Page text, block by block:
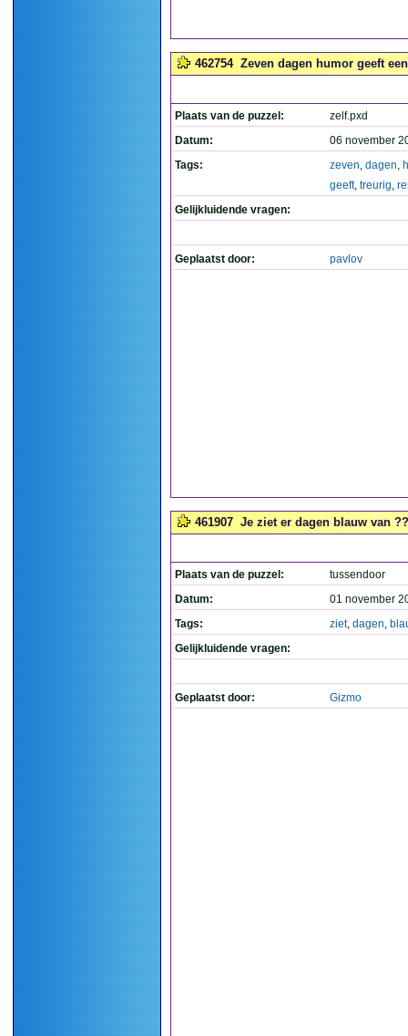
462754 Zeven dagen humor geeft
Plaats van de puzzel:
zelf.pxd
Datum:
06 november
Tags:
zeven, dagen,
geeft, treurig,
Gelijkluidende vragen:
Geplaatst door: pavlov
461907 Je ziet er dagen blauw van
Plaats van de puzzel:
tussendoor
Datum:
01 november
Tags:
ziet, dagen,
Gelijkluidende vragen:
Geplaatst door: Gizmo